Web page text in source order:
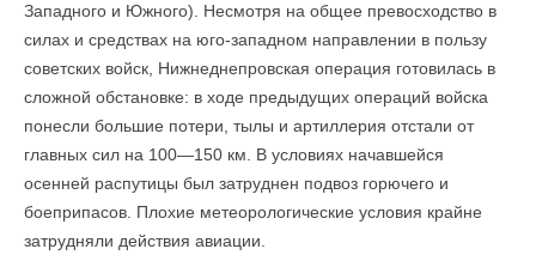
Западного и Южного). Несмотря на общее превосходство в
силах и средствах на юго-западном направлении в пользу
советских войск, Нижнеднепровская операция готовилась в
сложной обстановке: в ходе предыдущих операций войска
понесли большие потери, тылы и артиллерия отстали от
главных сил на 100—150 км. В условиях начавшейся
осенней распутицы был затруднен подвоз горючего и
боеприпасов. Плохие метеорологические условия край­не
затрудняли действия авиации.